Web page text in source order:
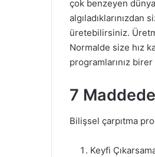
çok benzeyen
üretebilirsiniz.
Normalde size hız
programlarınız birer
7
Bilişsel çarpıtma
Keyfi